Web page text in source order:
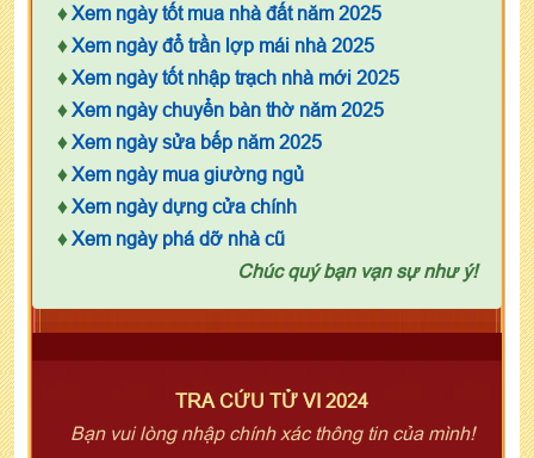
♦ Xem ngày tốt mua nhà đất năm 2025
♦ Xem ngày đổ trần lợp mái nhà 2025
♦ Xem ngày tốt nhập trạch nhà mới 2025
♦ Xem ngày chuyển bàn thờ năm 2025
♦ Xem ngày sửa bếp năm 2025
♦ Xem ngày mua giường ngủ
♦ Xem ngày dựng cửa chính
♦ Xem ngày phá dỡ nhà cũ
Chúc quý bạn vạn sự như ý!
TRA CỨU TỬ VI 2024
Bạn vui lòng nhập chính xác thông tin của mình!